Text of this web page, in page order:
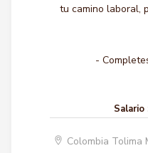
tu camino laboral,
-
Salario
Colombia Tolima